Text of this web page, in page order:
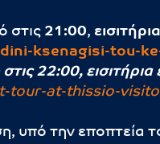
στις 21:00,
ksenagisi-tou-
22:00,
tour-at-thissio-
υπό την εποπτεία